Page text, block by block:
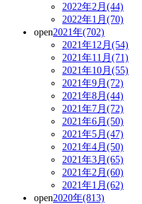
2022年2月(44)
2022年1月(70)
open2021年(702)
2021年12月(54)
2021年11月(71)
2021年10月(55)
2021年9月(72)
2021年8月(44)
2021年7月(72)
2021年6月(50)
2021年5月(47)
2021年4月(50)
2021年3月(65)
2021年2月(60)
2021年1月(62)
open2020年(813)